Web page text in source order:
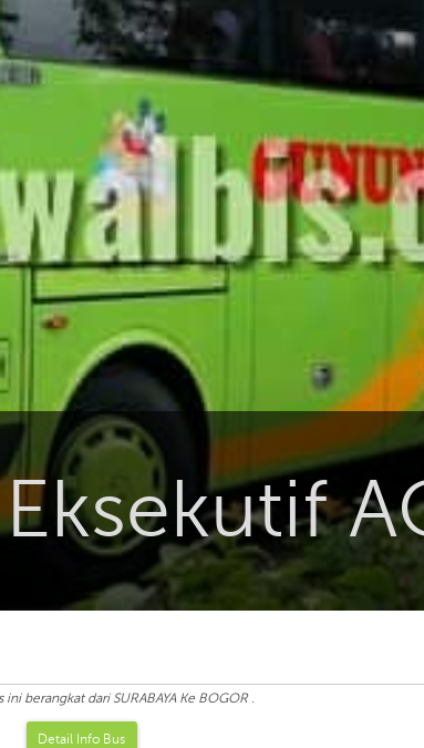
berangkat dari SURABAYA Ke BOGOR .
Detail Info Bus